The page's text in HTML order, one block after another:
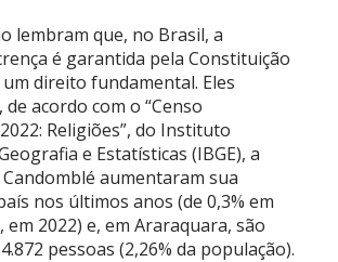
lembram que, no Brasil, a
é garantida pela Constituição
direito fundamental. Eles
acordo com o “Censo
Religiões”, do Instituto
e Estatísticas (IBGE), a
aumentaram sua
nos últimos anos (de 0,3% em
em 2022) e, em Araraquara, são
pessoas (2,26% da população).